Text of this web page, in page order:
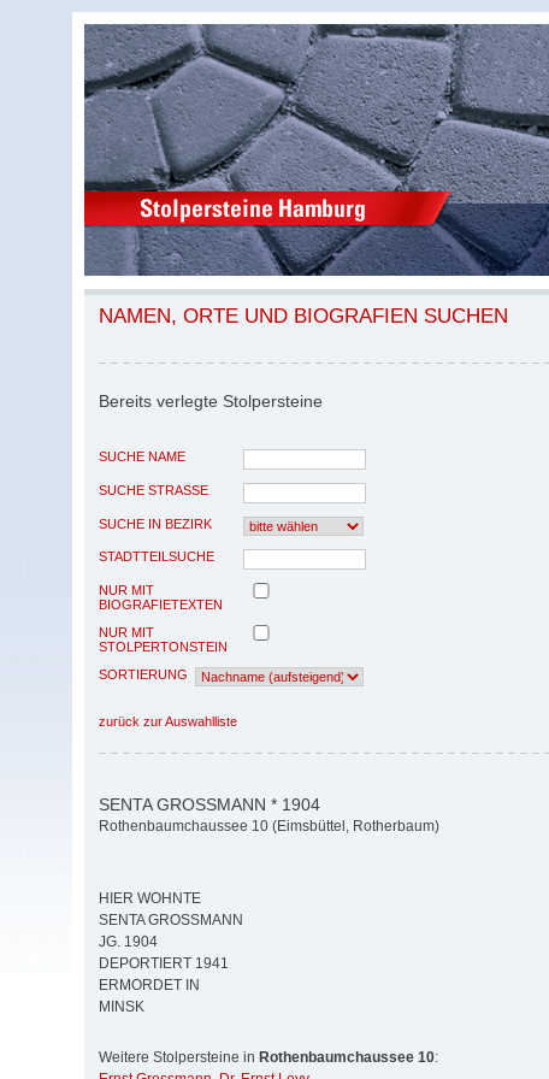
NAMEN, ORTE UND BIOGRAFIEN SUCHEN
Bereits verlegte Stolpersteine
SUCHE NAME
SUCHE STRASSE
SUCHE IN BEZIRK
STADTTEILSUCHE
NUR MIT
BIOGRAFIETEXTEN
NUR MIT
STOLPERTONSTEIN
SORTIERUNG
zurück zur Auswahlliste
SENTA GROSSMANN * 1904
Rothenbaumchaussee 10 (Eimsbüttel, Rotherbaum)
HIER WOHNTE
SENTA GROSSMANN
JG. 1904
DEPORTIERT 1941
ERMORDET IN
MINSK
Weitere Stolpersteine in Rothenbaumchaussee 10: